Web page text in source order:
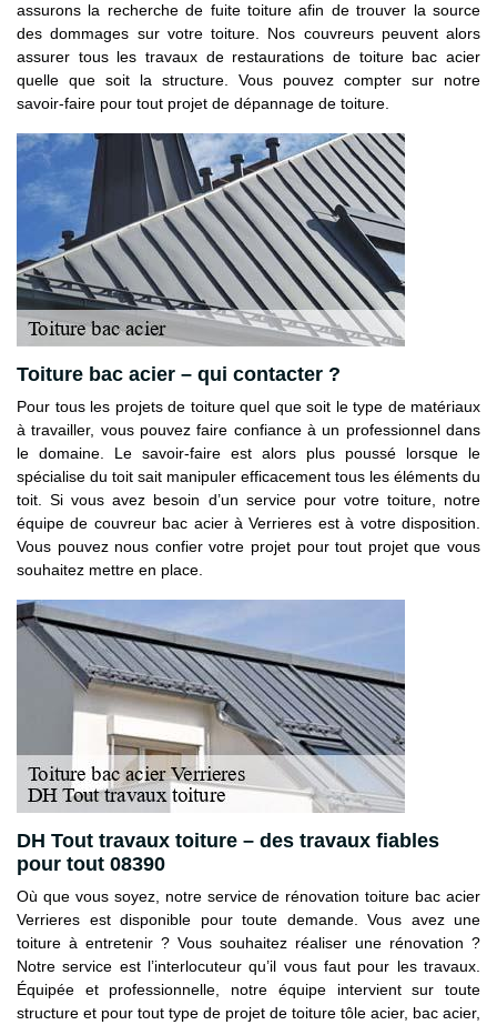
assurons la recherche de fuite toiture afin de trouver la source
des dommages sur votre toiture. Nos couvreurs peuvent alors
assurer tous les travaux de restaurations de toiture bac acier
quelle que soit la structure. Vous pouvez compter sur notre
savoir-faire pour tout projet de dépannage de toiture.
Toiture bac acier – qui contacter ?
Pour tous les projets de toiture quel que soit le type de matériaux
à travailler, vous pouvez faire confiance à un professionnel dans
le domaine. Le savoir-faire est alors plus poussé lorsque le
spécialise du toit sait manipuler efficacement tous les éléments du
toit. Si vous avez besoin d’un service pour votre toiture, notre
équipe de couvreur bac acier à Verrieres est à votre disposition.
Vous pouvez nous confier votre projet pour tout projet que vous
souhaitez mettre en place.
DH Tout travaux toiture – des travaux fiables
pour tout 08390
Où que vous soyez, notre service de rénovation toiture bac acier
Verrieres est disponible pour toute demande. Vous avez une
toiture à entretenir ? Vous souhaitez réaliser une rénovation ?
Notre service est l’interlocuteur qu’il vous faut pour les travaux.
Équipée et professionnelle, notre équipe intervient sur toute
structure et pour tout type de projet de toiture tôle acier, bac acier,